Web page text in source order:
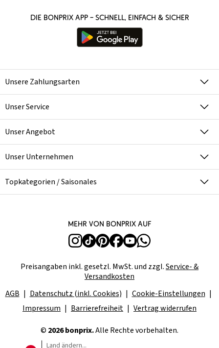
Die bonprix App – schnell, einfach & sicher
Unsere Zahlungsarten
Unser Service
Unser Angebot
Unser Unternehmen
Topkategorien / Saisonales
Mehr von bonprix auf
Preisangaben inkl. gesetzl. MwSt. und zzgl.Service- &
Versandkosten
AGB
Datenschutz (inkl. Cookies)
Cookie-Einstellungen
Impressum
Barrierefreiheit Vertrag widerrufen
© 2026 bonprix.Alle Rechte vorbehalten.
Land ändern...